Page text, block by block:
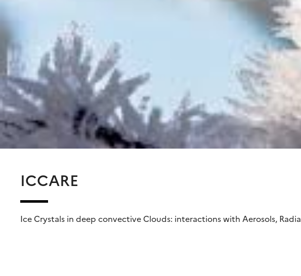
ICCARE
Ice Crystals in deep convective Clouds: interactions with Aerosols,